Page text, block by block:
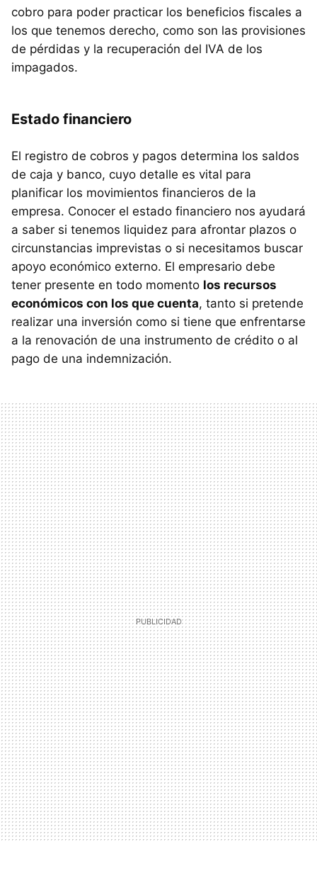
cobro para poder practicar los beneficios fiscales a
los que tenemos derecho, como son las provisiones
de pérdidas y la recuperación del IVA de los
impagados.
Estado financiero
El registro de cobros y pagos determina los saldos
de caja y banco, cuyo detalle es vital para
planificar los movimientos financieros de la
empresa. Conocer el estado financiero nos ayudará
a saber si tenemos liquidez para afrontar plazos o
circunstancias imprevistas o si necesitamos buscar
apoyo económico externo. El empresario debe
tener presente en todo momento los recursos
económicos con los que cuenta, tanto si pretende
realizar una inversión como si tiene que enfrentarse
a la renovación de una instrumento de crédito o al
pago de una indemnización.